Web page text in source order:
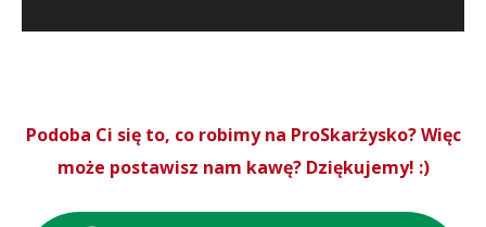
Podoba Ci się to, co robimy na ProSkarżysko? Więc
może postawisz nam kawę? Dziękujemy! :)